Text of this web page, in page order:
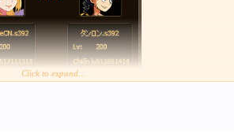
Click to expand...